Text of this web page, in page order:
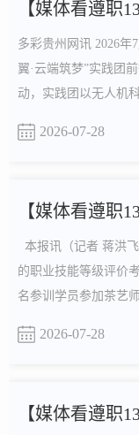
多彩贵州网讯 2026年
翼·云端筑梦”实践团
动，实践团以无人机
普润童心，点燃乡村
2026-07-28
本报讯（记者 蒋洪
的职业技能等级评价
名参训学员参加茶艺
境职业教育合作、以
2026-07-28